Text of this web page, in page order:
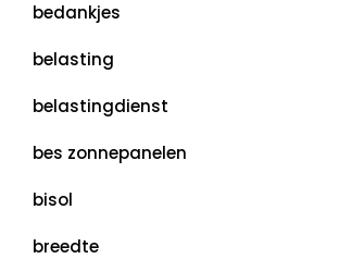
bedankjes
belasting
belastingdienst
bes zonnepanelen
bisol
breedte